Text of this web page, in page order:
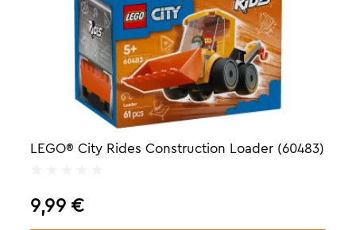
LEGO® City Rides Construction Loader (60483)
9,99 €